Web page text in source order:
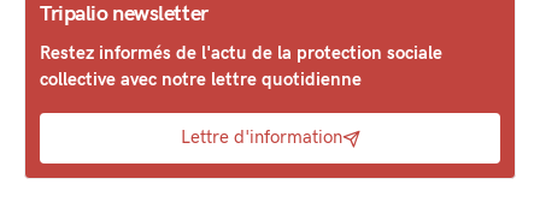
Tripalio newsletter
Restez informés de l'actu de la protection sociale
collective avec notre lettre quotidienne
Lettre d'information